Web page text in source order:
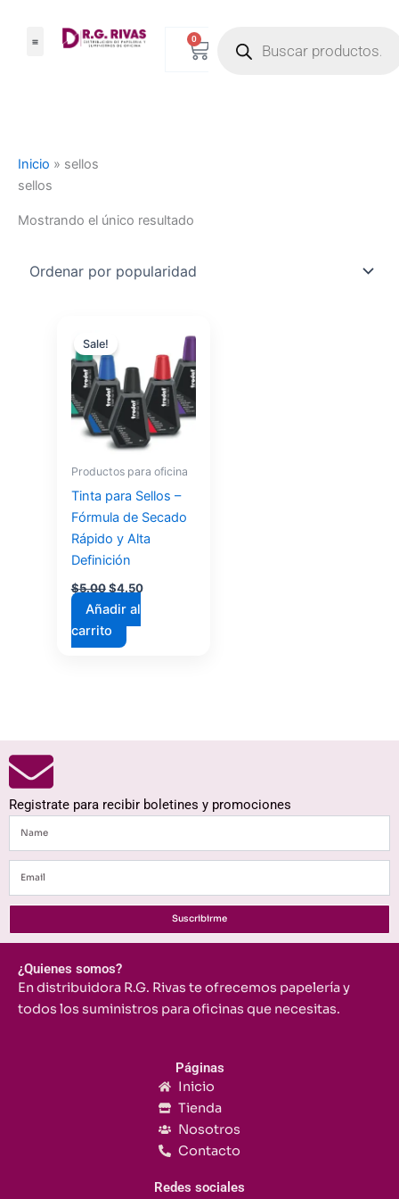
0
Carrito
search
Inicio » sellos
sellos
Mostrando el único resultado
Sale!
Productos para oficina
Tinta para Sellos –
Fórmula de Secado
Rápido y Alta
Definición
$5.00
price
was:
$5.00.
$4.50
$4.50.
Añadir al
carrito
Registrate para recibir boletines y promociones
Suscribirme
¿Quienes somos?
En distribuidora R.G. Rivas te ofrecemos papelería y
todos los suministros para oficinas que necesitas.
Páginas
Inicio
Tienda
Nosotros
Contacto
Redes sociales